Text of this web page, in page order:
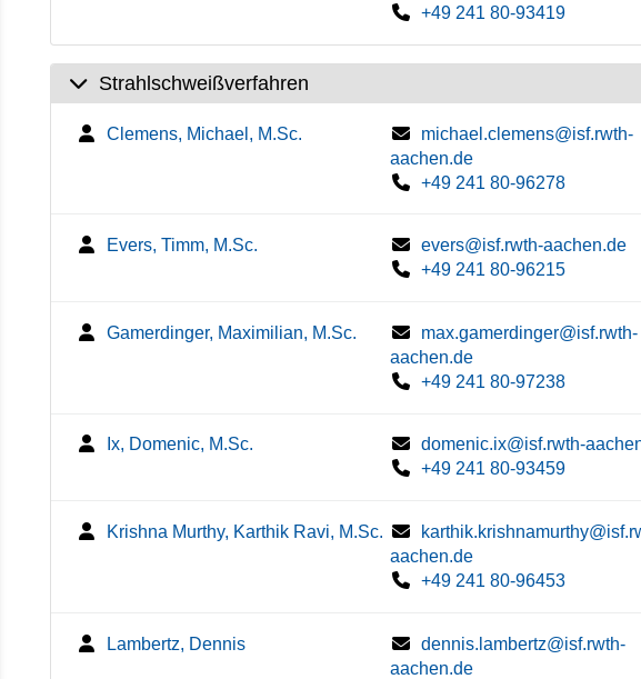
+49 241 80-93419
Strahlschweißverfahren
Clemens, Michael, M.Sc.
michael.clemens@isf.rwth-
aachen.de
+49 241 80-96278
Evers, Timm, M.Sc.
evers@isf.rwth-aachen.de
+49 241 80-96215
Gamerdinger, Maximilian, M.Sc.
max.gamerdinger@isf.rwth-
aachen.de
+49 241 80-97238
Ix, Domenic, M.Sc.
domenic.ix@isf.rwth-
+49 241 80-93459
Krishna Murthy, Karthik Ravi, M.Sc.
aachen.de
+49 241 80-96453
Lambertz, Dennis
dennis.lambertz@isf.rwth-
aachen.de